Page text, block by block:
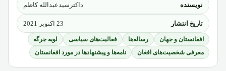
نویسنده داکترسیدعبدالله کاظم
تاریخ انتشار 23 اکتوبر 2021
افغانستان و جهان رساله‌ها فعالیت‌های سیاسی
لویه جرگه
معرفی شخصیت‌های افغان
نامه‌ها و پیشنهادها در مورد افغانستان